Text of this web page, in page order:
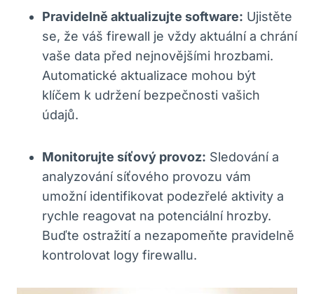
Pravidelně aktualizujte software: Ujistěte
se, že váš firewall je vždy aktuální a chrání
vaše data před nejnovějšími hrozbami.
Automatické aktualizace mohou být
klíčem k udržení bezpečnosti vašich
údajů.
Monitorujte síťový provoz: Sledování a
analyzování síťového provozu vám
umožní identifikovat podezřelé aktivity a
rychle reagovat na potenciální hrozby.
Buďte ostražití a nezapomeňte pravidelně
kontrolovat logy firewallu.